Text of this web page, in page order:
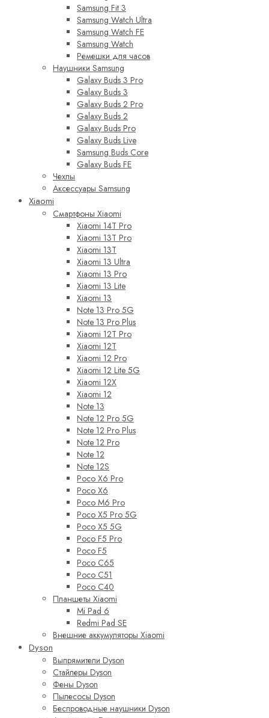
Samsung Fit 3
Samsung Watch Ultra
Samsung Watch FE
Samsung Watch
Ремешки для часов
Наушники Samsung
Galaxy Buds 3 Pro
Galaxy Buds 3
Galaxy Buds 2 Pro
Galaxy Buds 2
Galaxy Buds Pro
Galaxy Buds Live
Samsung Buds Core
Galaxy Buds FE
Чехлы
Аксессуары Samsung
Xiaomi
Смартфоны Xiaomi
Xiaomi 14T Pro
Xiaomi 13T Pro
Xiaomi 13T
Xiaomi 13 Ultra
Xiaomi 13 Pro
Xiaomi 13 Lite
Xiaomi 13
Note 13 Pro 5G
Note 13 Pro Plus
Xiaomi 12T Pro
Xiaomi 12T
Xiaomi 12 Pro
Xiaomi 12 Lite 5G
Xiaomi 12X
Xiaomi 12
Note 13
Note 12 Pro 5G
Note 12 Pro Plus
Note 12 Pro
Note 12
Note 12S
Poco X6 Pro
Poco X6
Poco M6 Pro
Poco X5 Pro 5G
Poco X5 5G
Poco F5 Pro
Poco F5
Poco C65
Poco C51
Poco C40
Планшеты Xiaomi
Mi Pad 6
Redmi Pad SE
Внешние аккумуляторы Xiaomi
Dyson
Выпрямители Dyson
Стайлеры Dyson
Фены Dyson
Пылесосы Dyson
Беспроводные наушники Dyson